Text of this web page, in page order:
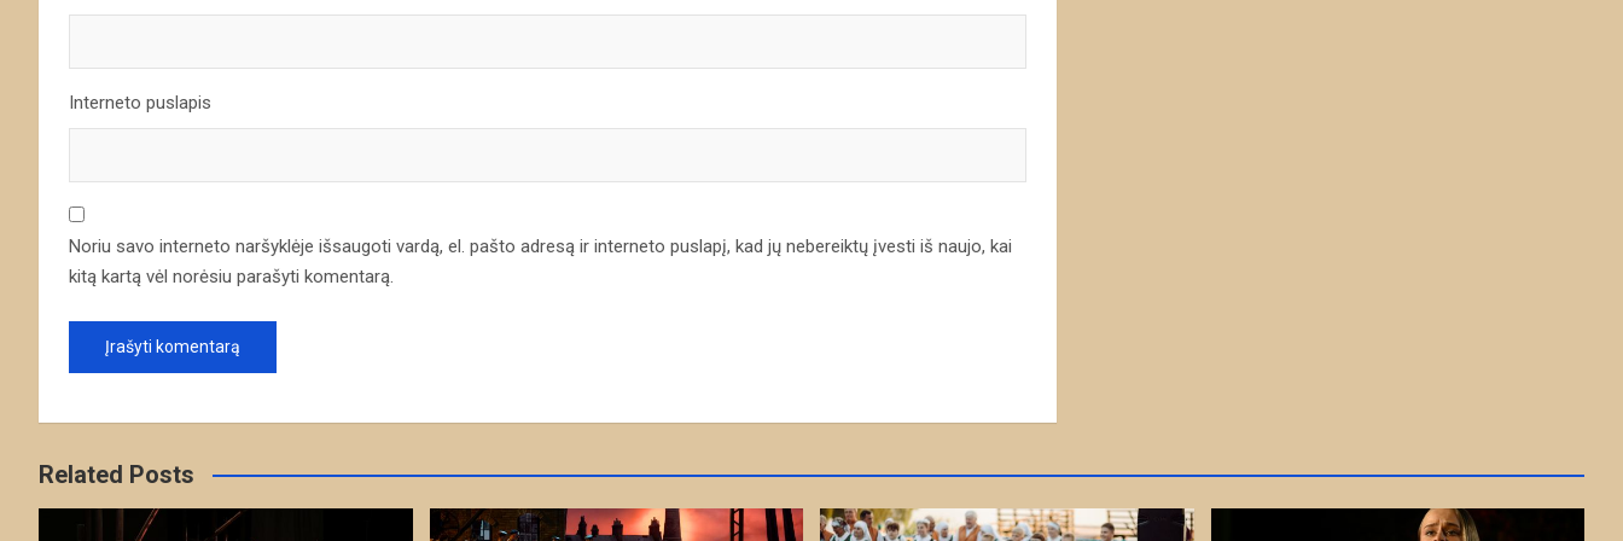
Interneto puslapis
Noriu savo interneto naršyklėje išsaugoti vardą, el. pašto adresą ir interneto puslapį, kad jų nebereiktų įvesti iš naujo, kai
kitą kartą vėl norėsiu parašyti komentarą.
Related Posts